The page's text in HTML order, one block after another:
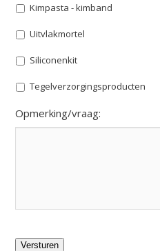
Kimpasta - kimband
Uitvlakmortel
Siliconenkit
Tegelverzorgingsproducten
Opmerking/vraag:
Versturen